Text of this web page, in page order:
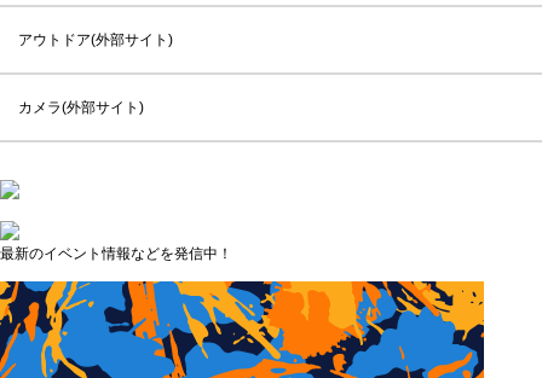
アウトドア(外部サイト)
カメラ(外部サイト)
最新のイベント情報などを発信中！